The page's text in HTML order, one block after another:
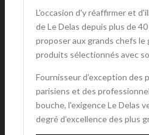
L'occasion d'y réaffirmer et
de Le Delas depuis plus de
proposer aux grands chefs
produits sélectionnés avec
Fournisseur d’exception des
parisiens et des
bouche, l'exigence Le Delas
degré d’excellence des plus